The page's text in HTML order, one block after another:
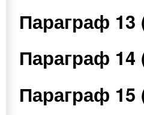
Параграф
Параграф
Параграф